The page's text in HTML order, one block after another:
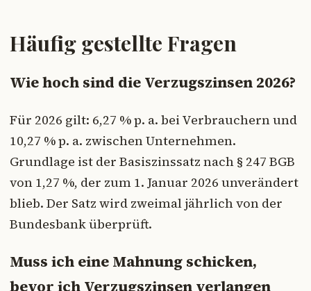
Häufig gestellte Fragen
Wie hoch sind die Verzugszinsen 2026?
Für 2026 gilt: 6,27 % p. a. bei Verbrauchern und
10,27 % p. a. zwischen Unternehmen.
Grundlage ist der Basiszinssatz nach § 247 BGB
von 1,27 %, der zum 1. Januar 2026 unverändert
blieb. Der Satz wird zweimal jährlich von der
Bundesbank überprüft.
Muss ich eine Mahnung schicken,
bevor ich Verzugszinsen verlangen